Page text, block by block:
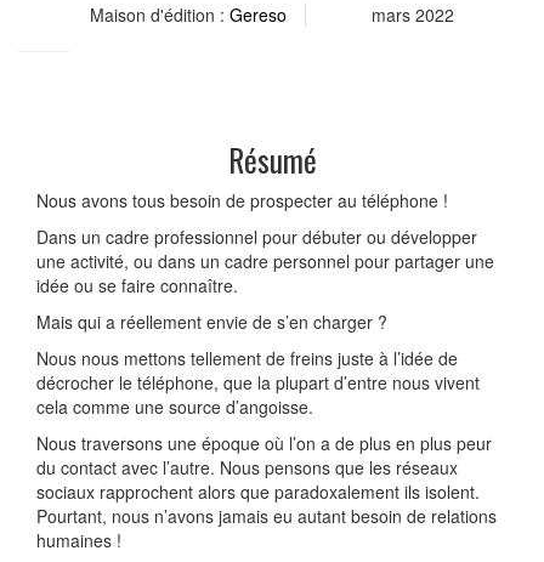
Maison d'édition : Gereso mars 2022
Résumé
Nous avons tous besoin de prospecter au téléphone !
Dans un cadre professionnel pour débuter ou développer
une activité, ou dans un cadre personnel pour partager une
idée ou se faire connaître.
Mais qui a réellement envie de s’en charger ?
Nous nous mettons tellement de freins juste à l’idée de
décrocher le téléphone, que la plupart d’entre nous vivent
cela comme une source d’angoisse.
Nous traversons une époque où l’on a de plus en plus peur
du contact avec l’autre. Nous pensons que les réseaux
sociaux rapprochent alors que paradoxalement ils isolent.
Pourtant, nous n’avons jamais eu autant besoin de relations
humaines !